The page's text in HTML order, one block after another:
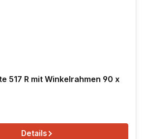
517 R mit Winkelrahmen 90 x
Details